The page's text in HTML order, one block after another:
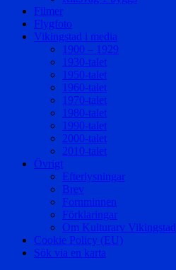
Filmer
Flygfoto
Vikingstad i media
1900 – 1929
1930-talet
1950-talet
1960-talet
1970-talet
1980-talet
1990-talet
2000-talet
2010-talet
Övrigt
Efterlysningar
Brev
Fornminnen
Förklaringar
Om Kulturarv Vikingstad
Cookie Policy (EU)
Sök via en karta